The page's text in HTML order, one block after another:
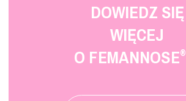
DOWIEDZ SIĘ
WIĘCEJ
O FEMANNOSE®